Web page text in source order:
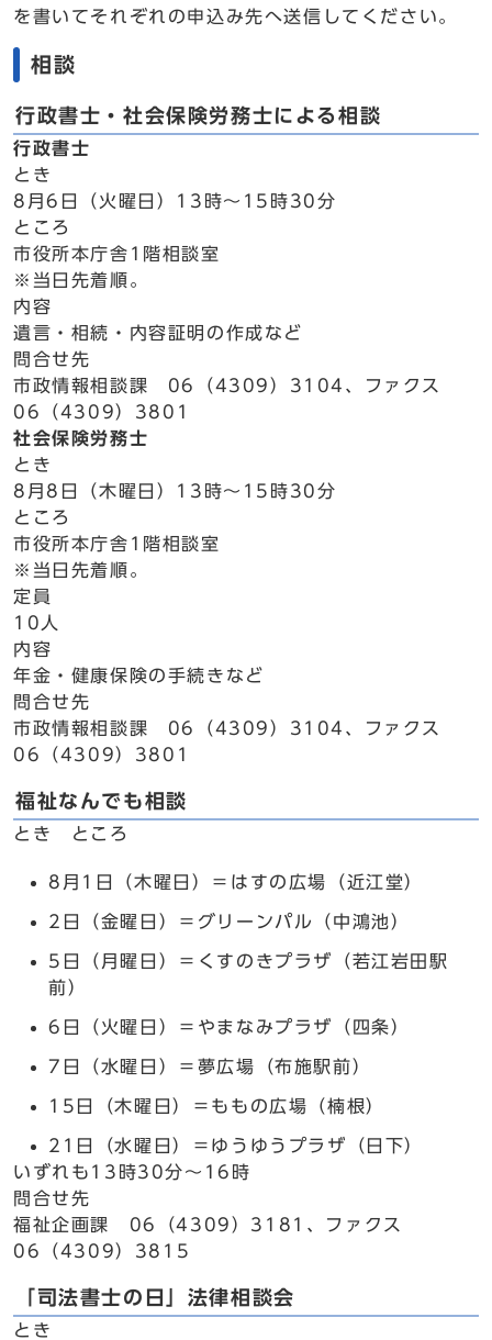
を書いてそれぞれの申込み先へ送信してください。
相談
行政書士・社会保険労務士による相談
行政書士
とき
8月6日（火曜日）13時～15時30分
ところ
市役所本庁舎1階相談室
※当日先着順。
内容
遺言・相続・内容証明の作成など
問合せ先
市政情報相談課 06（4309）3104、ファクス
06（4309）3801
社会保険労務士
とき
8月8日（木曜日）13時～15時30分
ところ
市役所本庁舎1階相談室
※当日先着順。
定員
10人
内容
年金・健康保険の手続きなど
問合せ先
市政情報相談課 06（4309）3104、ファクス
06（4309）3801
福祉なんでも相談
とき ところ
8月1日（木曜日）＝はすの広場（近江堂）
2日（金曜日）＝グリーンパル（中鴻池）
5日（月曜日）＝くすのきプラザ（若江岩田駅
前）
6日（火曜日）＝やまなみプラザ（四条）
7日（水曜日）＝夢広場（布施駅前）
15日（木曜日）＝ももの広場（楠根）
21日（水曜日）＝ゆうゆうプラザ（日下）
いずれも13時30分～16時
問合せ先
福祉企画課 06（4309）3181、ファクス
06（4309）3815
「司法書士の日」法律相談会
とき